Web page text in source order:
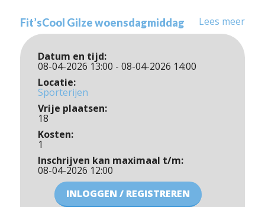
Fit’sCool Gilze woensdagmiddag Lees meer
Datum en tijd:
08-04-2026 13:00 - 08-04-2026 14:00
Locatie:
Sporterijen
Vrije plaatsen:
18
Kosten:
1
Inschrijven kan maximaal t/m:
08-04-2026 12:00
INLOGGEN / REGISTREREN